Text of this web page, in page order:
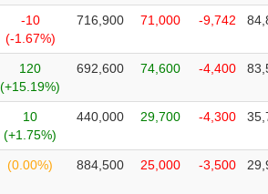
-10
(-1.67%)
716,900 71,000 -9,742
120
(+15.19%)
692,600 74,600 -4,400
10
(+1.75%)
440,000 29,700 -4,300
(0.00%) 884,500 25,000 -3,500